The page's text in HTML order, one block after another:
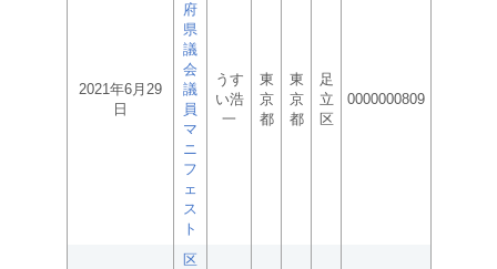
2021年6月29
日
府
県
議
会
議
員
マ
ニ
フ
ェ
ス
ト
うす
い浩
一
東
京
都
東
京
都
足
立
区
0000000809
区